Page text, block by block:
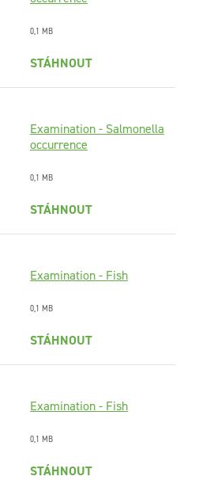
0,1 MB
STÁHNOUT
Examination - Salmonella
occurrence
0,1 MB
STÁHNOUT
Examination - Fish
0,1 MB
STÁHNOUT
Examination - Fish
0,1 MB
STÁHNOUT